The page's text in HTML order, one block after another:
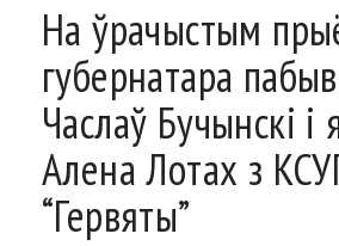
На ўрачыстым
губернатара
Часлаў Бучынскі і
Алена Лотах з
“Гервяты”